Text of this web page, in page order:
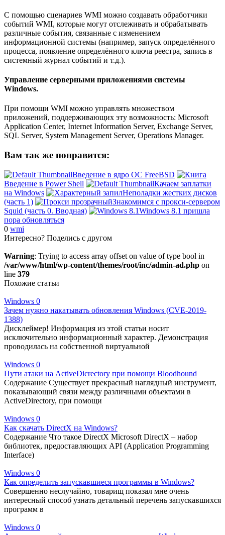
С помощью сценариев WMI можно создавать обработчики
событий WMI, которые могут отслеживать и обрабатывать
различные события, связанные с изменением
информационной системы (например, запуск определённого
процесса, появление определённого ключа реестра, запись в
системный журнал событий и т.д.).
Управление серверными приложениями системы
Windows.
При помощи WMI можно управлять множеством
приложений, поддерживающих эту возможность: Microsoft
Application Center, Internet Information Server, Exchange Server,
SQL Server, System Management Server, Operations Manager.
Вам так же понравится:
Введение в ядро ОС FreeBSD
Введение в Power Shell
Качаем заплатки
на Windows
Неполадки жестких дисков
(часть 1)
Знакомимся с прокси-сервером
Squid (часть 0. Вводная)
Windows 8.1 пришла
пора обновляться
0 wmi
Интересно? Поделись с другом
Warning: Trying to access array offset on value of type bool in
/var/www/html/wp-content/themes/root/inc/admin-ad.php on
line 379
Похожие статьи
Windows 0
Зачем нужно накатывать обновления Windows (CVE-2019-
1388)
Дисклеймер! Информация из этой статьи носит
исключительно информационный характер. Демонстрация
проводилась на собственной виртуальной
Windows 0
Пути атаки на ActiveDicrectory при помощи Bloodhound
Содержание Существует прекрасный наглядный инструмент,
показывающий связи между различными объектами в
ActiveDirectory, при помощи
Windows 0
Как скачать DirectX на Windows?
Содержание Что такое DirectX Microsoft DirectX – набор
библиотек, предоставляющих API (Application Programming
Interface)
Windows 0
Как определить запускавшиеся программы в Windows?
Совершенно неслучайно, товарищ показал мне очень
интересный способ узнать детальный перечень запускавшихся
программ в
Windows 0